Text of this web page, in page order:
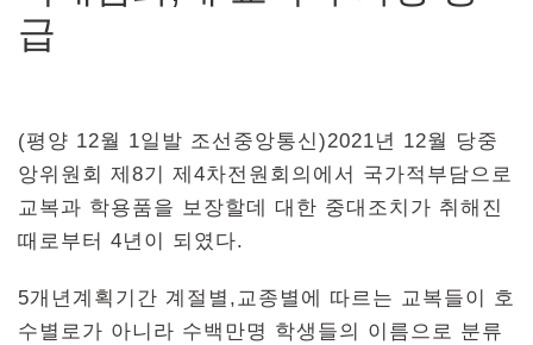
급
(평양 12월 1일발 조선중앙통신)2021년 12월 당중
앙위원회 제8기 제4차전원회의에서 국가적부담으로
교복과 학용품을 보장할데 대한 중대조치가 취해진
때로부터 4년이 되였다.
5개년계획기간 계절별,교종별에 따르는 교복들이 호
수별로가 아니라 수백만명 학생들의 이름으로 분류